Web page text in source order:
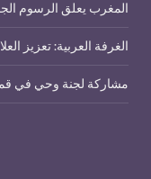
المغرب يعلق الرسوم
الغرفة العربية: تعزيز
مشاركة لجنة وحي في